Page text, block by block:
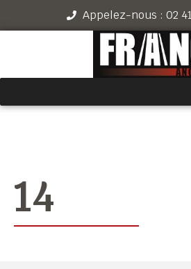
Appelez-nous : 02
14